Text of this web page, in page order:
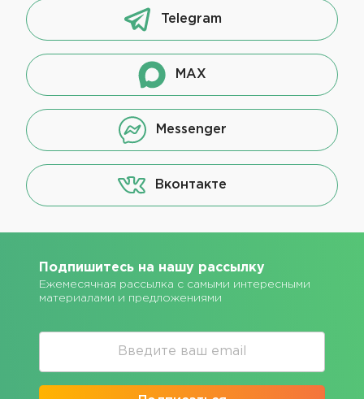
Telegram
MAX
Messenger
Вконтакте
Подпишитесь на нашу рассылку
Ежемесячная рассылка с самыми интересными
материалами и предложениями